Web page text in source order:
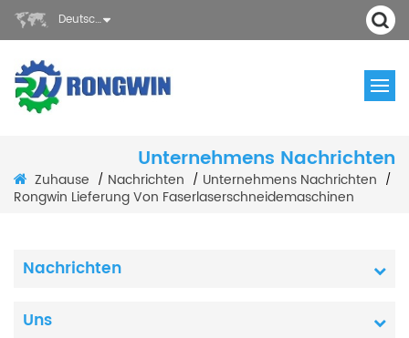
Deutsch
Unternehmens Nachrichten
Zuhause / Nachrichten / Unternehmens Nachrichten /
Rongwin Lieferung Von Faserlaserschneidemaschinen
Nachrichten
Uns